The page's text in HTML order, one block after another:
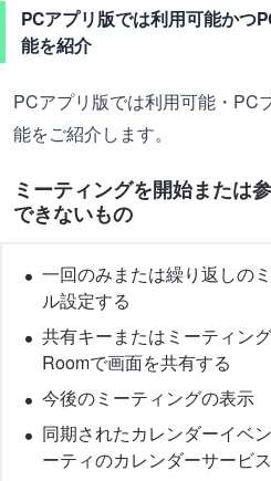
PCアプリ版では利用可能かつ
能を紹介
PCアプリ版では利用可能・PC
能をご紹介します。
ミーティングを開始または
できないもの
一回のみまたは繰り返しの
ル設定する
共有キーまたはミーティン
Roomで画面を共有する
今後のミーティングの表示
同期されたカレンダーイベ
ーティのカレンダーサービ